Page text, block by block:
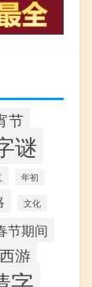
节
谜
年初
文化
节期间
游